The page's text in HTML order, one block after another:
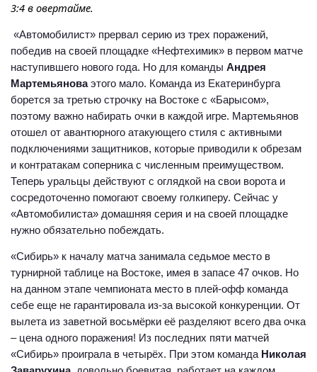
3:4 в овертайме.
«Автомобилист» прервал серию из трех поражений,
победив на своей площадке «Нефтехимик» в первом матче
наступившего нового года. Но для команды Андрея
Мартемьяноваэтого мало. Команда из Екатеринбурга
борется за третью строчку на Востоке с «Барысом»,
поэтому важно набирать очки в каждой игре. Мартемьянов
отошел от авантюрного атакующего стиля с активными
подключениями защитников, которые приводили к обрезам
и контратакам соперника с численным преимуществом.
Теперь уральцы действуют с оглядкой на свои ворота и
сосредоточенно помогают своему голкиперу. Сейчас у
«Автомобилиста» домашняя серия и на своей площадке
нужно обязательно побеждать.
«Сибирь» к началу матча занимала седьмое место в
турнирной таблице на Востоке, имея в запасе 47 очков. Но
на данном этапе чемпионата место в плей-офф команда
себе еще не гарантировала из-за высокой конкуренции. От
вылета из заветной восьмёрки её разделяют всего два очка
– цена одного поражения! Из последних пяти матчей
«Сибирь» проиграла в четырёх. При этом команда Николая